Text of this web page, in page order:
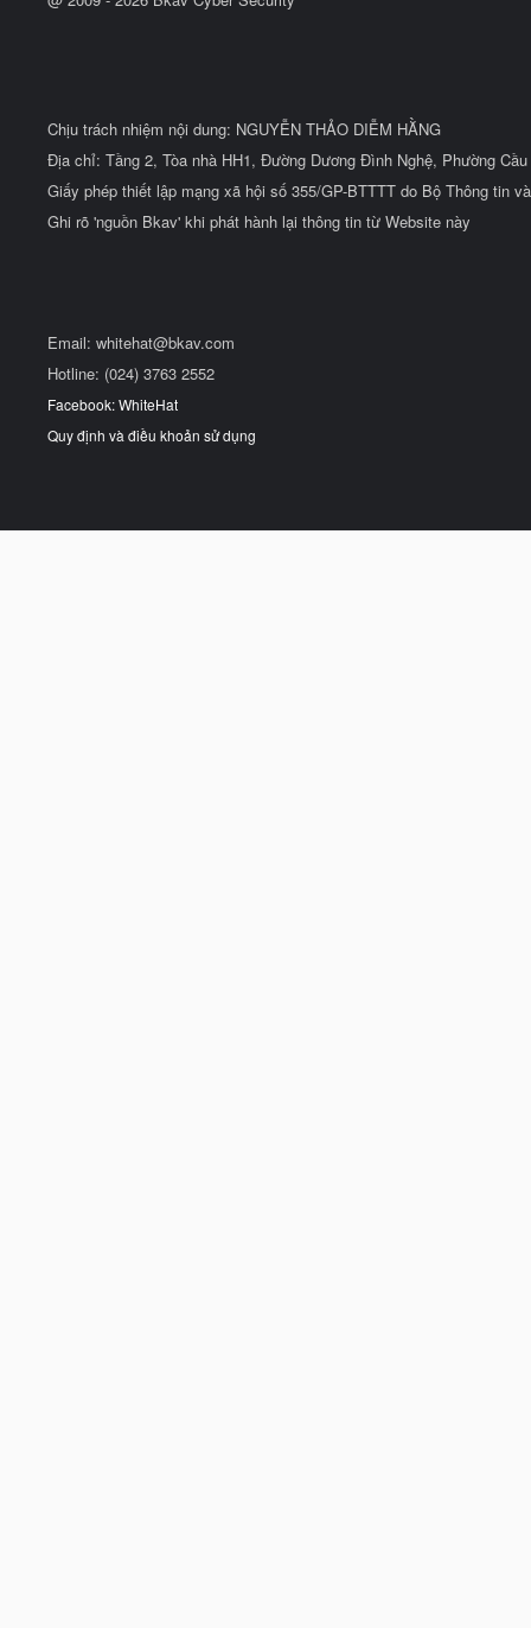
Trân trọng,
BQT WhiteHat Forum
Chịu trách nhiệm nội dung: NGUYỄN THẢO DIỄM HẰNG
Địa chỉ: Tầng 2, Tòa nhà HH1, Đường Dương Đình Nghệ, Phường
Giấy phép thiết lập mạng xã hội số 355/GP-BTTTT do Bộ Thông tin
Ghi rõ 'nguồn Bkav' khi phát hành lại thông tin từ Website này
Email: whitehat@bkav.com
Hotline: (024) 3763 2552
Facebook: WhiteHat
Quy định và điều khoản sử dụng